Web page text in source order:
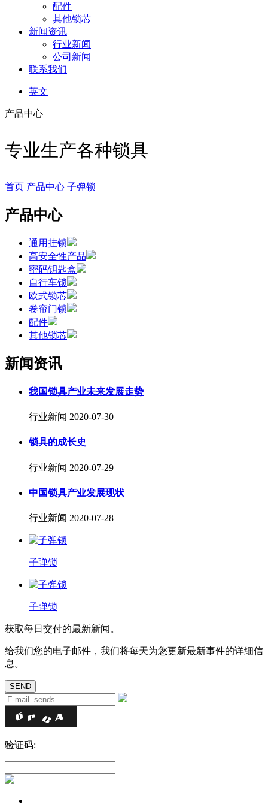
配件
其他锁芯
新闻资讯
行业新闻
公司新闻
联系我们
英文
产品中心
专业生产各种锁具
首页 产品中心 子弹锁
产品中心
通用挂锁
高安全性产品
密码钥匙盒
自行车锁
欧式锁芯
卷帘门锁
配件
其他锁芯
新闻资讯
我国锁具产业未来发展走势
行业新闻 2020-07-30
锁具的成长史
行业新闻 2020-07-29
中国锁具产业发展现状
行业新闻 2020-07-28
子弹锁
子弹锁
获取每日交付的最新新闻。
给我们您的电子邮件，我们将每天为您更新最新事件的详细信
息。
验证码: